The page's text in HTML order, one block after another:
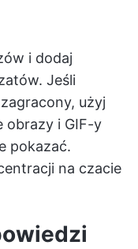
i dodaj
Jeśli
użyj
obrazy i GIF-y
pokazać.
na czacie